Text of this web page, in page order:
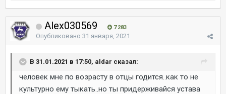
Alex030569 7 283
Опубликовано 31 января, 2021
В 31.01.2021 в 17:50, aldar сказал:
человек мне по возрасту в отцы годится..как то не
культурно ему тыкать..но ты придерживайся устава